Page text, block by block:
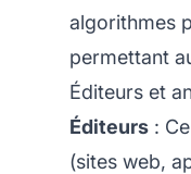
algorithmes
permettant
Éditeurs et
Éditeurs :
(sites web,